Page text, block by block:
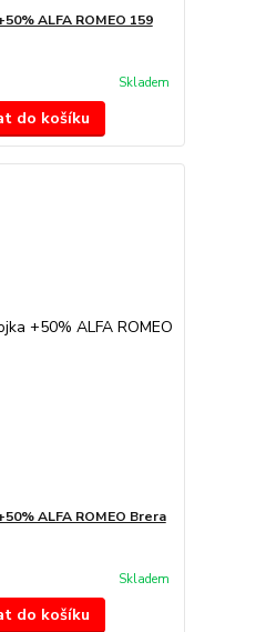
ALFA ROMEO 159
Skladem
do košíku
ALFA ROMEO Brera
Skladem
do košíku